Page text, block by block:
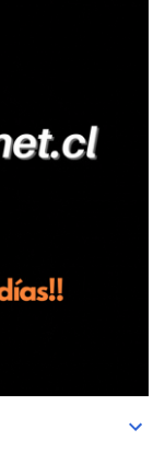
medio de la
empujado al